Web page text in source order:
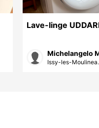
Lave-linge
Michelangelo
Issy-les-